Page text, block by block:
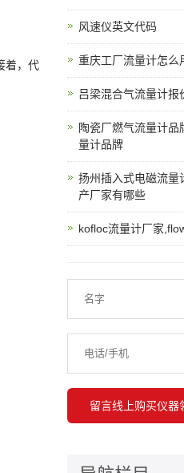
着，代
风速仪英文代码
重庆工厂流量计怎么
吕梁混合气流量计报
陶瓷厂燃气流量计品
量计品牌
扬州插入式电磁流量
产厂家有哪些
kofloc流量计厂家